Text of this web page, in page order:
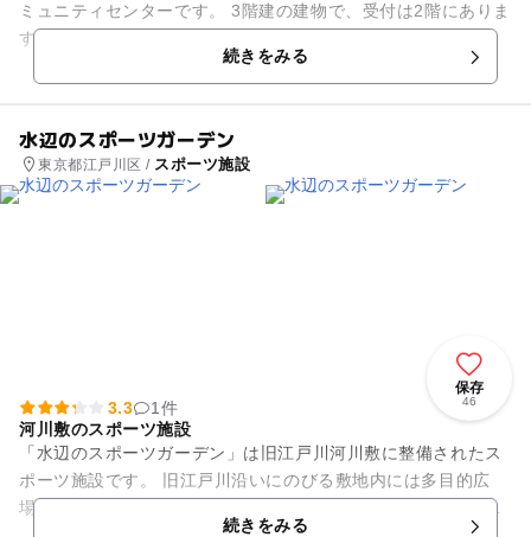
ミュニティセンターです。 3階建の建物で、受付は2階にありま
す。（1階には「船堀子育てひろば」と「船堀第二保育園」が
続きをみる
水辺のスポーツガーデン
東京都江戸川区 / スポーツ施設
保存
46
3.3
1件
河川敷のスポーツ施設
「水辺のスポーツガーデン」は旧江戸川河川敷に整備されたス
ポーツ施設です。 旧江戸川沿いにのびる敷地内には多目的広
場、テニスコート、野球場、ローラーコートなど様々な施設が
続きをみる